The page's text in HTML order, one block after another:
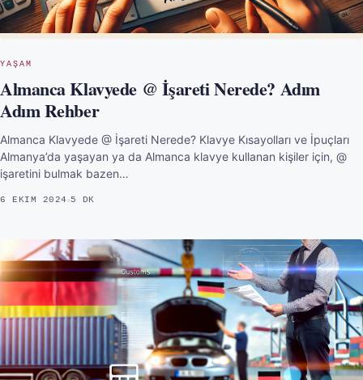
YAŞAM
Almanca Klavyede @ İşareti Nerede? Adım
Adım Rehber
Almanca Klavyede @ İşareti Nerede? Klavye Kısayolları ve İpuçları
Almanya’da yaşayan ya da Almanca klavye kullanan kişiler için, @
işaretini bulmak bazen…
6 EKIM 2024 5 DK